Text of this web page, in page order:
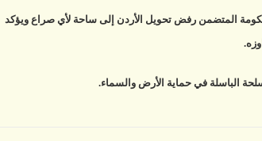
المتضمن رفض تحويل الأردن إلى ساحة لأي صراع ويؤكد
الباسلة في حماية الأرض والسماء.